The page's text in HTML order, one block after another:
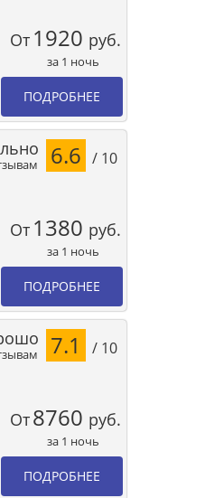
От 1920 руб.
за 1 ночь
ПОДРОБНЕЕ
6.6 / 10
От 1380 руб.
за 1 ночь
ПОДРОБНЕЕ
7.1 / 10
От8760 руб.
за 1 ночь
ПОДРОБНЕЕ